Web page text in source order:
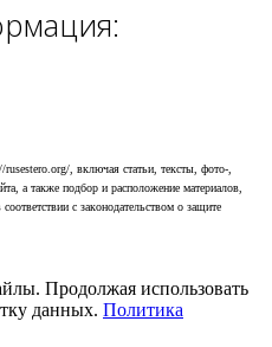
, включая статьи, тексты, фото-,
а также подбор и расположение материалов,
с законодательством о защите
Продолжая использовать
данных. Политика